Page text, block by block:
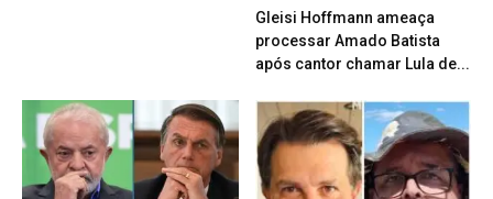
Gleisi Hoffmann ameaça
processar Amado Batista
após cantor chamar Lula de...